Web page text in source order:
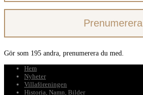
Prenumerera
Gör som 195 andra, prenumerera du med.
Hem
Nyheter
Villaföreningen
Historia, Namn, Bilder